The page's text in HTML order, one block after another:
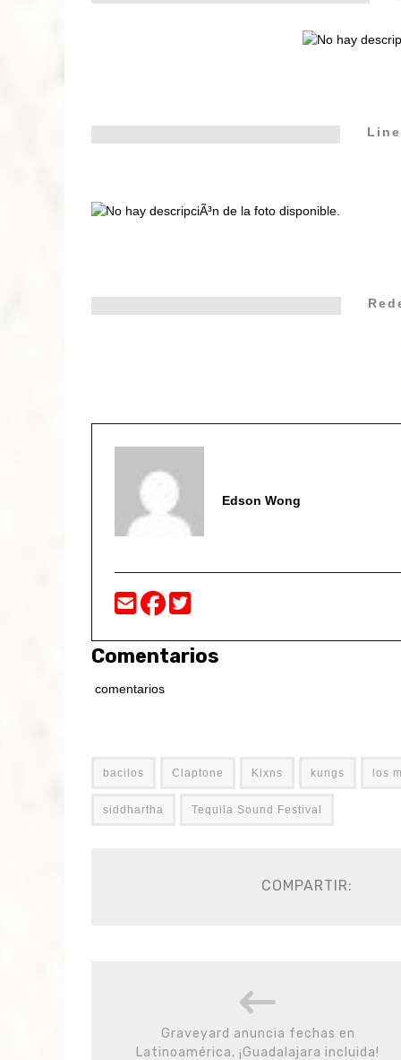
Edson Wong
Comentarios
comentarios
bacilos Claptone Klxns kungs los
siddhartha Tequila Sound Festival
COMPARTIR:
Graveyard anuncia fechas en
Latinoamérica, ¡Guadalajara incluida!